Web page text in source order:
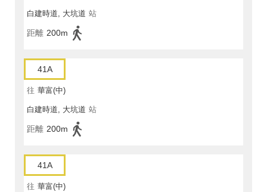
白建時道, 大坑道 站
距離 200m
41A
往 華富(中)
白建時道, 大坑道 站
距離 200m
41A
往 華富(中)